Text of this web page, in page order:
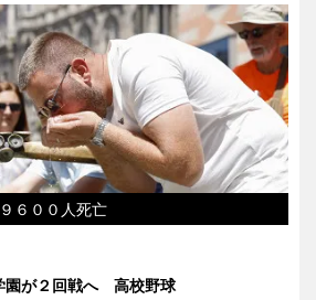
６００人死亡
園が２回戦へ 高校野球